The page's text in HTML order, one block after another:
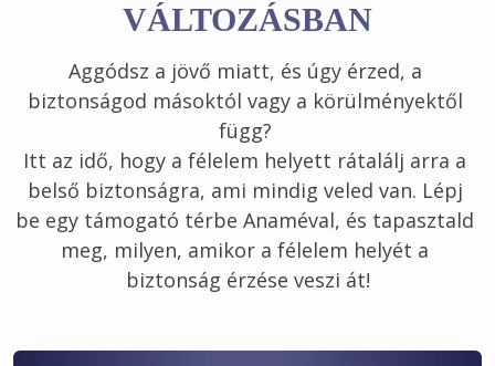
VÁLTOZÁSBAN
Aggódsz a jövő miatt, és úgy érzed, a
biztonságod másoktól vagy a körülményektől
függ?
Itt az idő, hogy a félelem helyett rátalálj arra a
belső biztonságra, ami mindig veled van. Lépj
be egy támogató térbe Anaméval, és tapasztald
meg, milyen, amikor a félelem helyét a
biztonság érzése veszi át!